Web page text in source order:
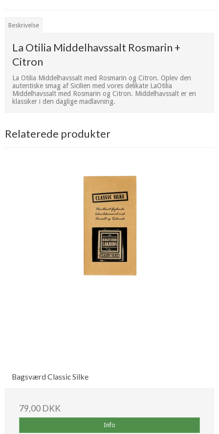
Beskrivelse
La Otilia Middelhavssalt Rosmarin +
Citron
La Otilia Middelhavssalt med Rosmarin og Citron. Oplev den
autentiske smag af Sicilien med vores delikate LaOtilia
Middelhavssalt med Rosmarin og Citron. Middelhavssalt er en
klassiker i den daglige madlavning.
Relaterede produkter
Bagsværd Classic Silke
79,00 DKK
Info